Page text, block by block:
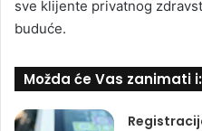
sve klijente privatnog
buduće.
Možda će Vas zanimati i: